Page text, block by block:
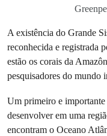
A existência do Grande
reconhecida e registrada
estão os corais da
pesquisadores do mundo
Um primeiro e importante
desenvolver em uma
encontram o Oceano